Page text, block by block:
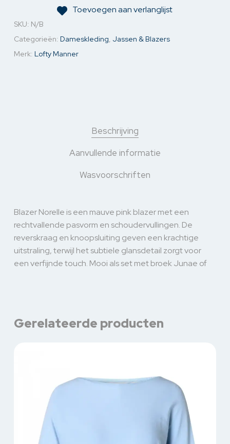
Toevoegen aan verlanglijst
SKU: N/B
Categorieën: Dameskleding, Jassen & Blazers
Merk: Lofty Manner
Beschrijving
Aanvullende informatie
Wasvoorschriften
Blazer Norelle is een mauve pink blazer met een
rechtvallende pasvorm en schoudervullingen. De
reverskraag en knoopsluiting geven een krachtige
uitstraling, terwijl het subtiele glansdetail zorgt voor
een verfijnde touch. Mooi als set met broek Junae of
Gerelateerde producten